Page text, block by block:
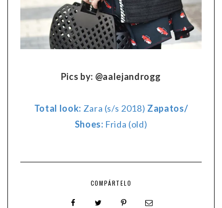
Pics by: @aalejandrogg
Total look: Zara (s/s 2018) Zapatos/
Shoes: Frida (old)
COMPÁRTELO